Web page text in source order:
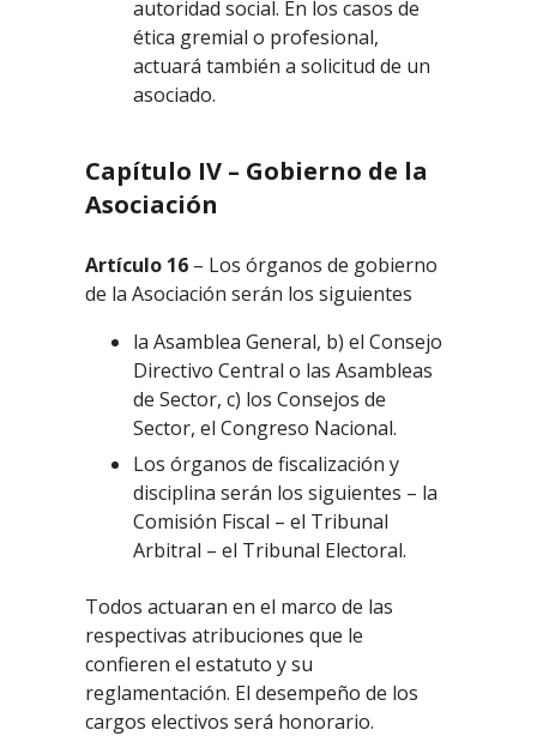
autoridad social. En los casos de
ética gremial o profesional,
actuará también a solicitud de un
asociado.
Capítulo IV – Gobierno de la
Asociación
Artículo 16 – Los órganos de gobierno
de la Asociación serán los siguientes
la Asamblea General, b) el Consejo
Directivo Central o las Asambleas
de Sector, c) los Consejos de
Sector, el Congreso Nacional.
Los órganos de fiscalización y
disciplina serán los siguientes – la
Comisión Fiscal – el Tribunal
Arbitral – el Tribunal Electoral.
Todos actuaran en el marco de las
respectivas atribuciones que le
confieren el estatuto y su
reglamentación. El desempeño de los
cargos electivos será honorario.